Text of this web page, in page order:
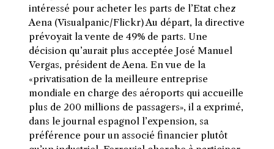
intéressé pour acheter les parts de l’Etat chez
Aena (Visualpanic/Flickr) Au départ, la directive
prévoyait la vente de 49% de parts. Une
décision qu’aurait plus acceptée José Manuel
Vergas, président de Aena. En vue de la
«privatisation de la meilleure entreprise
mondiale en charge des aéroports qui accueille
plus de 200 millions de passagers», il a exprimé,
dans le journal espagnol l’expension, sa
préférence pour un associé financier plutôt